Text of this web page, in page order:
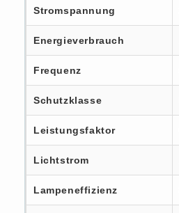
Stromspannung
Energieverbrauch
Frequenz
Schutzklasse
Leistungsfaktor
Lichtstrom
Lampeneffizienz